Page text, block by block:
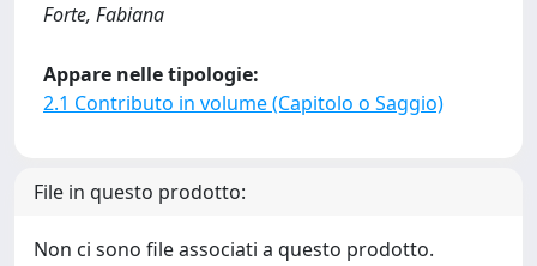
Forte, Fabiana
Appare nelle tipologie:
2.1 Contributo in volume (Capitolo o Saggio)
File in questo prodotto:
Non ci sono file associati a questo prodotto.